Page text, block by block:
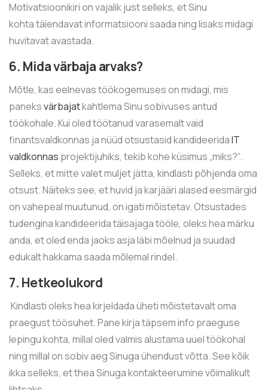
Motivatsioonikiri on vajalik just selleks, et Sinu
kohta täiendavat informatsiooni saada ning lisaks midagi
huvitavat avastada.
6. Mida värbaja arvaks?
Mõtle, kas eelnevas töökogemuses on midagi, mis
paneksvärbajatkahtlema Sinu sobivuses antud
töökohale. Kui oled töötanud varasemalt vaid
finantsvaldkonnas ja nüüd otsustasid kandideeridaIT
valdkonnas projektijuhiks, tekib kohe küsimus „miks?“.
Selleks, et mitte valet muljet jätta, kindlasti põhjenda oma
otsust. Näiteks see, et huvid ja karjääri alased eesmärgid
on vahepeal muutunud, on igati mõistetav. Otsustades
tudengina kandideerida täisajaga tööle, oleks hea märku
anda, et oled enda jaoks asja läbi mõelnud ja suudad
edukalt hakkama saada mõlemal rindel.
7. Hetkeolukord
Kindlasti oleks hea kirjeldada üheti mõistetavalt oma
praegust töösuhet. Pane kirja täpsem info praeguse
lepingu kohta, millal oled valmis alustama uuel töökohal
ning millal on sobiv aeg Sinuga ühendust võtta. See kõik
ikka selleks, et thea Sinuga kontakteerumine võimalikult